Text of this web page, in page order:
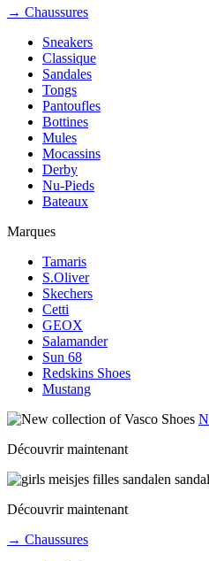
→ Chaussures
Sneakers
Classique
Sandales
Tongs
Pantoufles
Bottines
Mules
Mocassins
Derby
Nu-Pieds
Bateaux
Marques
Tamaris
S.Oliver
Skechers
Cetti
GEOX
Salamander
Sun 68
Redskins Shoes
Mustang
Découvrir maintenant
Découvrir maintenant
→ Chaussures